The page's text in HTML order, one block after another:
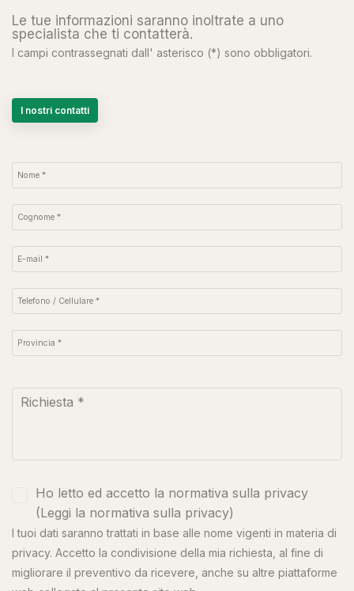
Le tue informazioni saranno inoltrate a uno
specialista che ti contatterà.
I campi contrassegnati dall' asterisco (*) sono obbligatori.
I nostri contatti
Ho letto ed accetto la normativa sulla privacy
(Leggi la normativa sulla privacy)
I tuoi dati saranno trattati in base alle nome vigenti in materia di
privacy. Accetto la condivisione della mia richiesta, al fine di
migliorare il preventivo da ricevere, anche su altre piattaforme